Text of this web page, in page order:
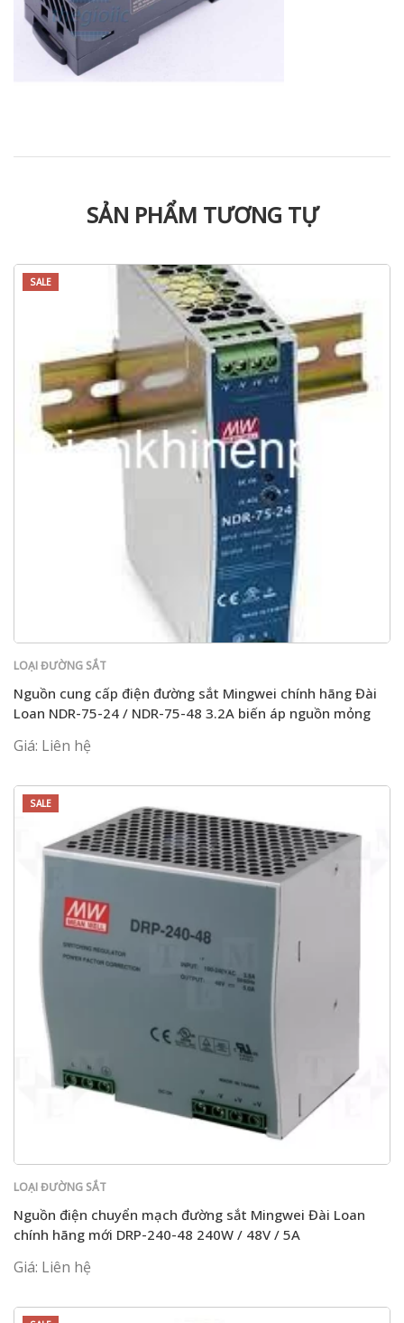
SẢN PHẨM TƯƠNG TỰ
SALE
LOẠI ĐƯỜNG SẮT
Nguồn cung cấp điện đường sắt Mingwei chính hãng Đài
Loan NDR-75-24 / NDR-75-48 3.2A biến áp nguồn mỏng
Giá: Liên hệ
SALE
LOẠI ĐƯỜNG SẮT
Nguồn điện chuyển mạch đường sắt Mingwei Đài Loan
chính hãng mới DRP-240-48 240W / 48V / 5A
Giá: Liên hệ